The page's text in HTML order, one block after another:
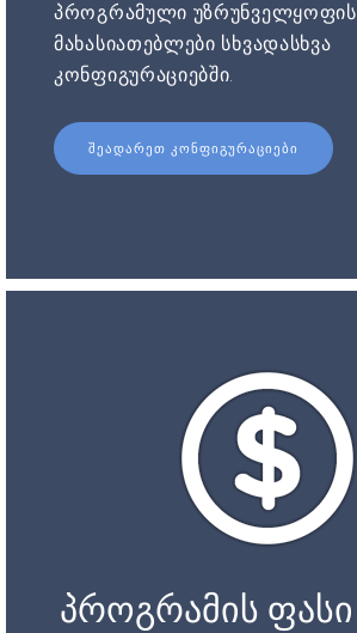
პროგრამული უზრუნველყოფის
მახასიათებლები სხვადასხვა
კონფიგურაციებში.
ᲨᲔᲐᲓᲐᲠᲔᲗ ᲙᲝᲜᲤᲘᲒᲣᲠᲐᲪᲘᲔᲑᲘ
პროგრამის ფასი